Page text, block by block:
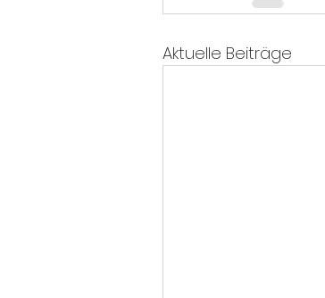
Aktuelle Beiträge